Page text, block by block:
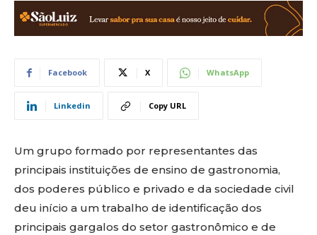
Facebook X WhatsApp
Linkedin Copy URL
Um grupo formado por representantes das
principais instituições de ensino de gastronomia,
dos poderes público e privado e da sociedade civil
deu início a um trabalho de identificação dos
principais gargalos do setor gastronômico e de